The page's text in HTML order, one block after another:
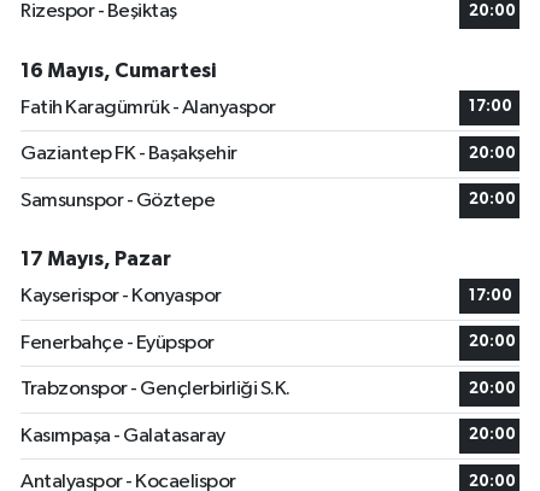
Rizespor - Beşiktaş
20:00
16 Mayıs, Cumartesi
Fatih Karagümrük - Alanyaspor
17:00
Gaziantep FK - Başakşehir 20:00
Samsunspor - Göztepe 20:00
17 Mayıs, Pazar
Kayserispor - Konyaspor
17:00
Fenerbahçe - Eyüpspor 20:00
Trabzonspor - Gençlerbirliği S.K. 20:00
Kasımpaşa - Galatasaray 20:00
Antalyaspor - Kocaelispor 20:00